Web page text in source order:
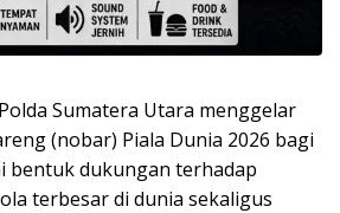
Sumatera Utara menggelar
(nobar) Piala Dunia 2026 bagi
bentuk dukungan terhadap
terbesar di dunia sekaligus